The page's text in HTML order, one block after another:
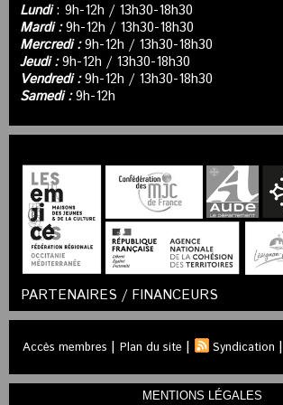
Lundi: 9h-12h / 13h30-18h30
Mardi :9h-12h / 13h30-18h30
Mercredi :9h-12h / 13h30-18h30
Jeudi :9h-12h / 13h30-18h30
Vendredi :9h-12h / 13h30-18h30
Samedi :9h-12h
PARTENAIRES / FINANCEURS
Accès membres | Plan du site | Syndication |
MENTIONS LÉGALES